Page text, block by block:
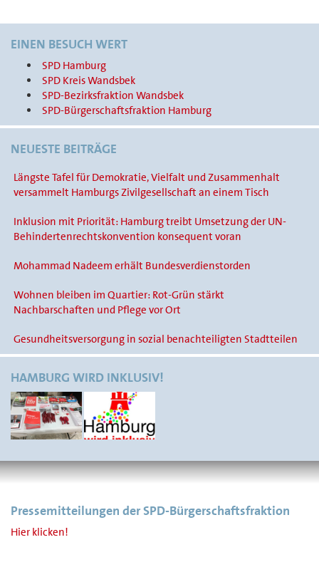
EINEN BESUCH WERT
SPD Hamburg
SPD Kreis Wandsbek
SPD-Bezirksfraktion Wandsbek
SPD-Bürgerschaftsfraktion Hamburg
NEUESTE BEITRÄGE
Längste Tafel für Demokratie, Vielfalt und Zusammenhalt
versammelt Hamburgs Zivilgesellschaft an einem Tisch
Inklusion mit Priorität: Hamburg treibt Umsetzung der UN-
Behindertenrechtskonvention konsequent voran
Mohammad Nadeem erhält Bundesverdienstorden
Wohnen bleiben im Quartier: Rot-Grün stärkt
Nachbarschaften und Pflege vor Ort
Gesundheitsversorgung in sozial benachteiligten Stadtteilen
HAMBURG WIRD INKLUSIV!
Pressemitteilungen der SPD-Bürgerschaftsfraktion
Hier klicken!